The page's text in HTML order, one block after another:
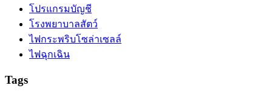
โปรแกรมบัญชี
โรงพยาบาลสัตว์
ไฟกระพริบโซล่าเซลล์
ไฟฉุกเฉิน
Tags